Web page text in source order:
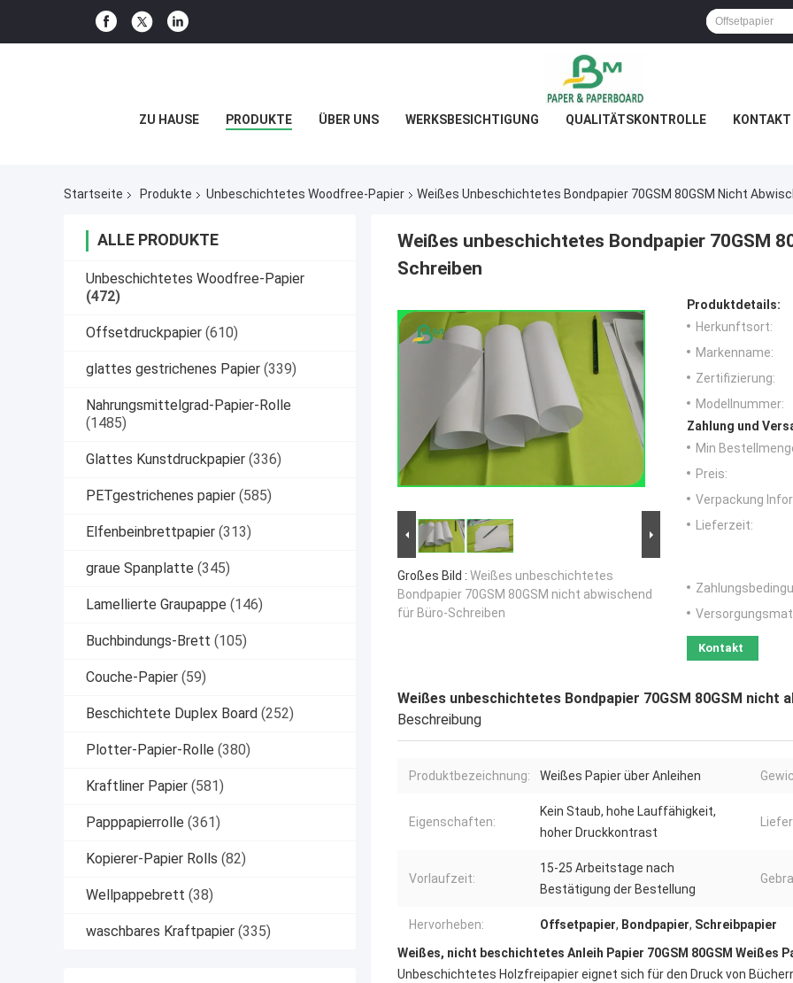
ZU HAUSE PRODUKTE ÜBER UNS WERKSBESICHTIGUNG QUALITÄTSKONTROLLE
Startseite Produkte Unbeschichtetes Woodfree-Papier Weißes Unbeschichtetes Bondpapier 70GSM 80GSM Nicht
ALLE PRODUKTE
Unbeschichtetes Woodfree-Papier
(472)
Offsetdruckpapier (610)
glattes gestrichenes Papier (339)
Nahrungsmittelgrad-Papier-Rolle
(1485)
Glattes Kunstdruckpapier (336)
PETgestrichenes papier (585)
Elfenbeinbrettpapier (313)
graue Spanplatte (345)
Lamellierte Graupappe (146)
Buchbindungs-Brett (105)
Couche-Papier (59)
Beschichtete Duplex Board (252)
Plotter-Papier-Rolle (380)
Kraftliner Papier (581)
Papppapierrolle (361)
Kopierer-Papier Rolls (82)
Wellpappebrett (38)
waschbares Kraftpapier (335)
Weißes unbeschichtetes Bondpapier 70GSM
Schreiben
Großes Bild : Weißes unbeschichtetes
Bondpapier 70GSM 80GSM nicht abwischend
für Büro-Schreiben
Produktdetails:
Herkunftsort:
Markenname:
Zertifizierung:
Modellnummer:
Zahlung und
Min
Preis:
Verpackung
Lieferzeit:
Kontakt
Weißes unbeschichtetes Bondpapier 70GSM 80GSM nicht
Beschreibung
Produktbezeichnung: Weißes Papier über Anleihen
Eigenschaften:
Kein Staub, hohe Lauffähigkeit,
hoher Druckkontrast
Vorlaufzeit:
15-25 Arbeitstage nach
Bestätigung der Bestellung
Hervorheben: Offsetpapier, Bondpapier, Schreibpapier
Weißes, nicht beschichtetes Anleih Papier 70GSM 80GSM Weißes
Unbeschichtetes Holzfreipapier eignet sich für den Druck von